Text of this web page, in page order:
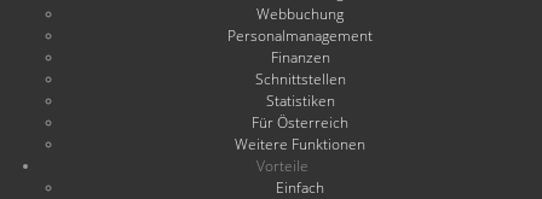
Webbuchung
Personalmanagement
Finanzen
Schnittstellen
Statistiken
Für Österreich
Weitere Funktionen
Vorteile
Einfach